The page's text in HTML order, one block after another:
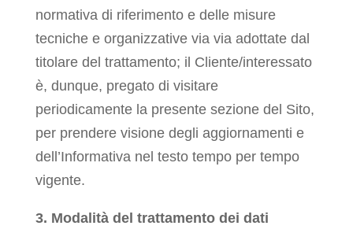
normativa di riferimento e delle misure
tecniche e organizzative via via adottate dal
titolare del trattamento; il Cliente/interessato
è, dunque, pregato di visitare
periodicamente la presente sezione del Sito,
per prendere visione degli aggiornamenti e
dell’Informativa nel testo tempo per tempo
vigente.
3. Modalità del trattamento dei dati